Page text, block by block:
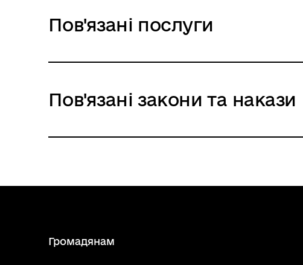
Пов'язані послуги
Пов'язані закони та накази
Громадянам